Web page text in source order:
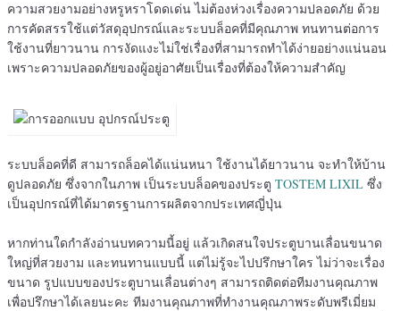
ความสวยงามอย่างหรูหราโดดเด่น ไม่ต้องห่วงเรื่องความปลอดภัย ด้วย
การคัดสรรใช้แต่วัสดุอุปกรณ์และระบบล็อคที่มีคุณภาพ ทนทานต่อการ
ใช้งานที่ยาวนาน การงัดแงะไม่ใช่เรื่องที่สามารถทำได้ง่ายอย่างแน่นอน
เพราะความปลอดภัยของผู้อยู่อาศัยเป็นเรื่องที่ต้องให้ความสำคัญ
ระบบล็อคที่ดี สามารถล็อคได้แน่นหนา ใช้งานได้ยาวนาน จะทำให้บ้าน
ดูปลอดภัย ซึ่งจากในภาพ เป็นระบบล็อคของประตู TOSTEM LIXIL ซึ่ง
เป็นอุปกรณ์ที่ได้มาตรฐานการผลิตจากประเทศญี่ปุ่น
หากท่านใดกำลังอ่านบทความนี้อยู่ แล้วเกิดสนใจประตูบานเลื่อนขนาด
ใหญ่ที่สวยงาม และทนทานแบบนี้ แต่ไม่รู้จะไปปรึกษาใคร ไม่ว่าจะเรื่อง
ขนาด รูปแบบของประตูบานเลื่อนต่างๆ สามารถติดต่อทีมงานคุณภาพ
เพื่อปรึกษาได้เลยนะคะ ทีมงานคุณภาพที่ทำงานคุณภาพระดับพรีเมี่ยม